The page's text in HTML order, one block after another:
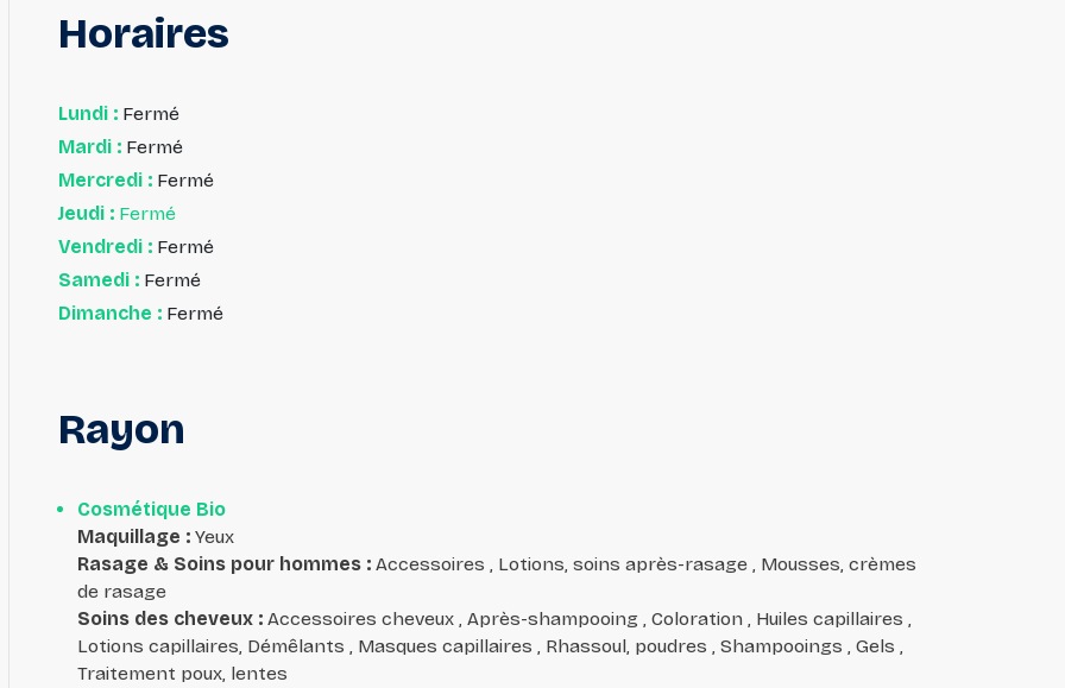
Horaires
Lundi :Fermé
Mardi :Fermé
Mercredi :Fermé
Jeudi :Fermé
Vendredi :Fermé
Samedi :Fermé
Dimanche :Fermé
Rayon
Cosmétique Bio
Maquillage :Yeux
Rasage & Soins pour hommes :Accessoires , Lotions, soins après-rasage , Mousses, crèmes
de rasage
Soins des cheveux :Accessoires cheveux , Après-shampooing , Coloration , Huiles capillaires ,
Lotions capillaires, Démêlants , Masques capillaires , Rhassoul, poudres , Shampooings , Gels ,
Traitement poux, lentes